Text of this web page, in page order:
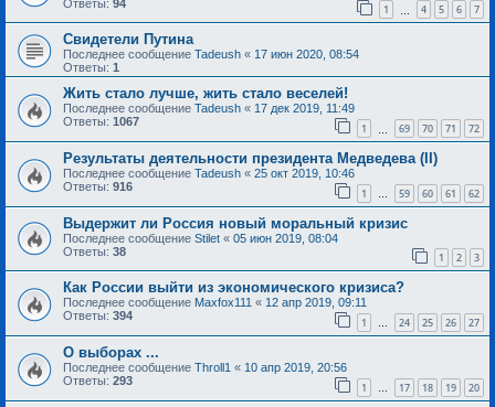
Ответы: 94 1 4 5 6 7
Свидетели Путина
Последнее сообщение Tadeush « 17 июн 2020, 08:54
Ответы: 1
Жить стало лучше, жить стало веселей!
Последнее сообщение Tadeush « 17 дек 2019, 11:49
Ответы: 1067 1 69 70 71 72
Результаты деятельности президента Медведева (II)
Последнее сообщение Tadeush « 25 окт 2019, 10:46
Ответы: 916 1 … 59 60 61 62
Выдержит ли Россия новый моральный кризис
Последнее сообщение Stilet « 05 июн 2019, 08:04
Ответы: 38 1 2 3
Как России выйти из экономического кризиса?
Последнее сообщение Maxfox111 « 12 апр 2019, 09:11
Ответы: 394 1 … 24 25 26 27
О выборах ...
Последнее сообщение Throll1 « 10 апр 2019, 20:56
Ответы: 293 1 … 17 18 19 20